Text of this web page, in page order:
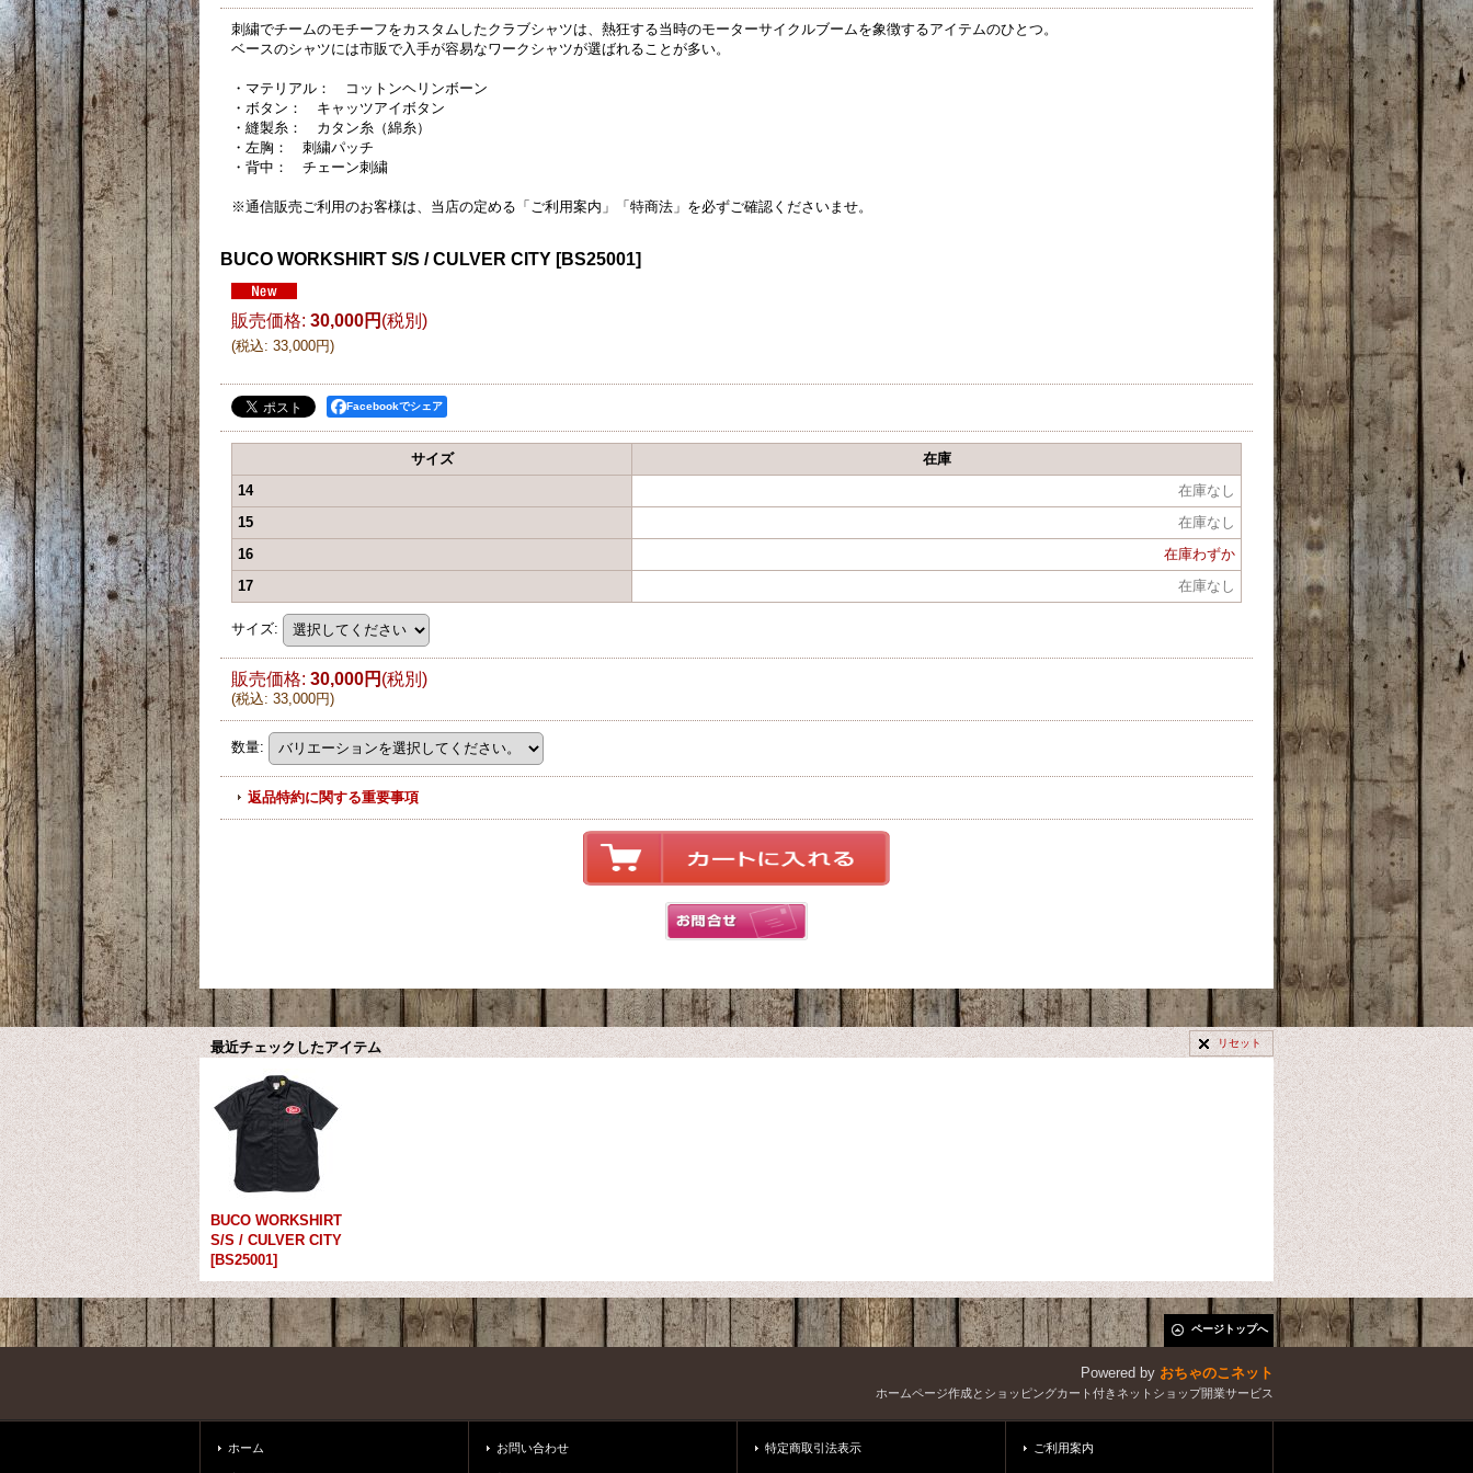
刺繍でチームのモチーフをカスタムしたクラブシャツは、熱狂する当時のモーターサイクルブームを象徴するアイテムのひとつ。
ベースのシャツには市販で入手が容易なワークシャツが選ばれることが多い。
・マテリアル： コットンヘリンボーン
・ボタン： キャッツアイボタン
・縫製糸： カタン糸（綿糸）
・左胸： 刺繍パッチ
・背中： チェーン刺繍
※通信販売ご利用のお客様は、当店の定める「ご利用案内」「特商法」を必ずご確認くださいませ。
BUCO WORKSHIRT S/S / CULVER CITY [BS25001]
販売価格: 30,000円 (税別)
(税込: 33,000円)
Facebookでシェア
サイズ
在庫
14
在庫なし
15
在庫なし
16
在庫わずか
17
在庫なし
サイズ:
販売価格: 30,000円 (税別)
(税込: 33,000円)
数量:
返品特約に関する重要事項
最近チェックしたアイテム リセット
BUCO WORKSHIRT
S/S / CULVER CITY
[BS25001]
ページトップへ
Powered by おちゃのこネット
ホームページ作成とショッピングカート付きネットショップ開業サービス
ホーム お問い合わせ 特定商取引法表示 ご利用案内